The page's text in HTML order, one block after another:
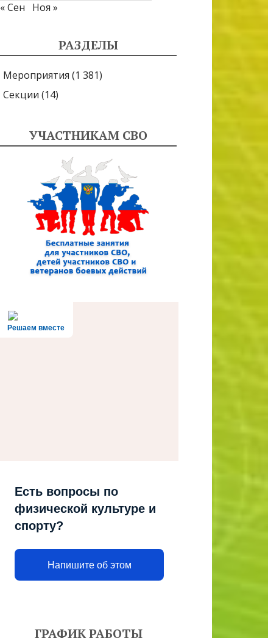
« Сен
Ноя »
РАЗДЕЛЫ
Мероприятия (1 381)
Секции (14)
УЧАСТНИКАМ СВО
Решаем вместе
Есть вопросы по
физической культуре и
спорту?
Напишите об этом
ГРАФИК РАБОТЫ